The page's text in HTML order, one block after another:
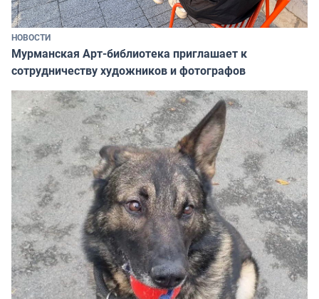
НОВОСТИ
Мурманская Арт-библиотека приглашает к
сотрудничеству художников и фотографов